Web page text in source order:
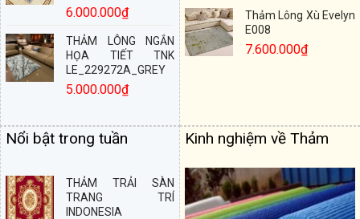
6.000.000₫
THẢM LÔNG NGẮN
HỌA TIẾT TNK
LE_229272A_GREY
5.000.000₫
Thảm Lông Xù Evelyn
E008
7.600.000₫
Nổi bật trong tuần
THẢM TRẢI SÀN
TRANG TRÍ
INDONESIA
Kinh nghiệm về Thảm